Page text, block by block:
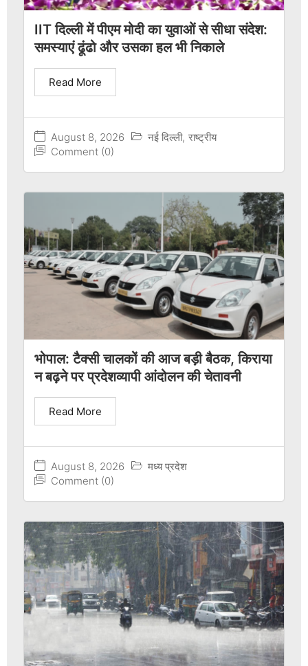
IIT दिल्ली में पीएम मोदी का युवाओं से सीधा संदेश:
समस्याएं ढूंढो और उसका हल भी निकाले
August 8, 2026 नई दिल्ली, राष्ट्रीय
Comment (0)
Read More
भोपाल: टैक्सी चालकों की आज बड़ी बैठक, किराया
न बढ़ने पर प्रदेशव्यापी आंदोलन की चेतावनी
August 8, 2026
मध्य प्रदेश
Comment (0)
Read More